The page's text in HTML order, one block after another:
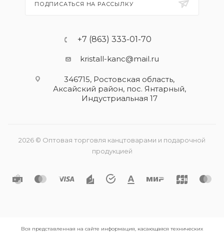
ПОДПИСАТЬСЯ НА РАССЫЛКУ
+7 (863) 333-01-70
kristall-kanc@mail.ru
346715, Ростовская область​,
Аксайский район, пос. Янтарный,
Индустриальная 17
2026 © Оптовая торговля канцтоварами и подарочной
продукцией
Вся представленная на сайте информация, касающаяся технических